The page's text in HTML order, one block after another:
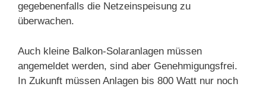
gegebenenfalls die Netzeinspeisung zu
überwachen.
Auch kleine Balkon-Solaranlagen müssen
angemeldet werden, sind aber Genehmigungsfrei.
In Zukunft müssen Anlagen bis 800 Watt nur noch